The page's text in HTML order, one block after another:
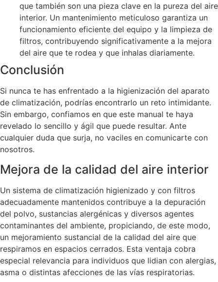
que también son una pieza clave en la pureza del aire
interior. Un mantenimiento meticuloso garantiza un
funcionamiento eficiente del equipo y la limpieza de
filtros, contribuyendo significativamente a la mejora
del aire que te rodea y que inhalas diariamente.
Conclusión
Si nunca te has enfrentado a la higienización del aparato
de climatización, podrías encontrarlo un reto intimidante.
Sin embargo, confiamos en que este manual te haya
revelado lo sencillo y ágil que puede resultar. Ante
cualquier duda que surja, no vaciles en comunicarte con
nosotros.
Mejora de la calidad del aire interior
Un sistema de climatización higienizado y con filtros
adecuadamente mantenidos contribuye a la depuración
del polvo, sustancias alergénicas y diversos agentes
contaminantes del ambiente, propiciando, de este modo,
un mejoramiento sustancial de la calidad del aire que
respiramos en espacios cerrados. Esta ventaja cobra
especial relevancia para individuos que lidian con alergias,
asma o distintas afecciones de las vías respiratorias.